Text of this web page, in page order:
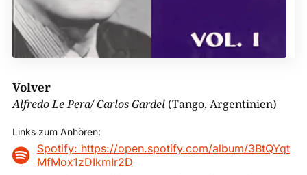
Volver
Alfredo Le Pera/ Carlos Gardel (Tango, Argentinien)
Links zum Anhören:

Spotify: https://open.spotify.com/album/3BtQYqt
MfMox1zDIkmIr2D